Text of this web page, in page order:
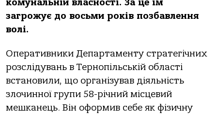
комунальній власності. За це їм
загрожує до восьми років позбавлення
волі.
Оперативники Департаменту стратегічних
розслідувань в Тернопільській області
встановили, що організував діяльність
злочинної групи 58-річний місцевий
мешканець. Він оформив себе як фізичну